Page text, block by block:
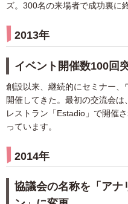
ズ。300名の来場者で成功裏に終
2013年
イベント開催数100回
創設以来、継続的にセミナー
開催してきた。最初の交流会
レストラン「Estadio」で開催
っています。
2014年
協議会の名称を「アナ